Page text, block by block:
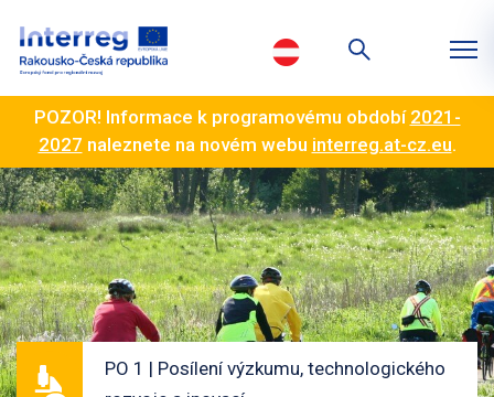
POZOR! Informace k programovému období 2021-
2027 naleznete na novém webu interreg.at-cz.eu.
PO 1 | Posílení výzkumu, technologického